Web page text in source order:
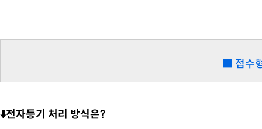
■ 접수
⬇️전자등기 처리 방식은?